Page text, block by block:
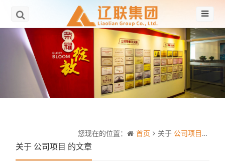
您现在的位置： 首页 关于 公司项目 的文
关于 公司项目 的文章